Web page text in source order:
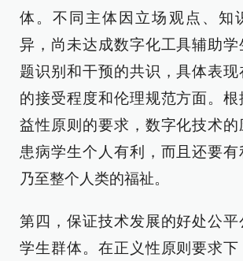
体。不同主体因立场观点、知
异，尚未达成数字化工具辅助学
题识别和干预的共识，具体表
的接受程度和伦理规范方面。
益性原则的要求，数字化技术
患病学生个人有利，而且还要
乃至整个人类的福祉。
第四，保证技术发展的好处公
学生群体。在正义性原则要求